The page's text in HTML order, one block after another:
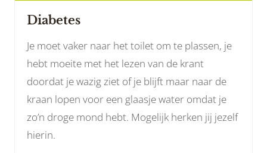
Diabetes
Je moet vaker naar het toilet om te plassen, je
hebt moeite met het lezen van de krant
doordat je wazig ziet of je blijft maar naar de
kraan lopen voor een glaasje water omdat je
zo’n droge mond hebt. Mogelijk herken jij jezelf
hierin.